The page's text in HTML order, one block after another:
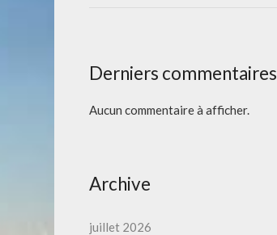
Derniers commentaires
Aucun commentaire à afficher.
Archive
juillet 2026